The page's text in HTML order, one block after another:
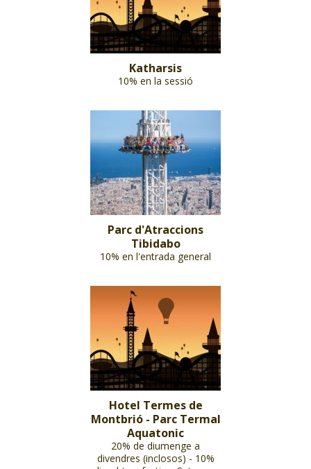
Katharsis
10% en la sessió
Parc d'Atraccions
Tibidabo
10% en l'entrada general
Hotel Termes de
Montbrió - Parc Termal
Aquatonic
20% de diumenge a
divendres (inclosos) - 10%